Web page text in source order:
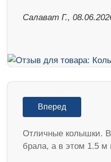
Салават Г.,
Вперед
Отличные колышки.
брала, а в этом 1.5